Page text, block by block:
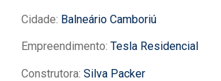
Cidade: Balneário Camboriú
Empreendimento: Tesla Residencial
Construtora: Silva Packer